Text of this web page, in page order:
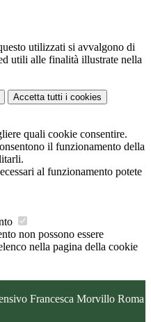
utilizzati si avvalgono di
utili alle finalità illustrate nella
Accetta tutti i cookies
quali cookie consentire.
il funzionamento della
al funzionamento potete
non possono essere
nella pagina della cookie
Francesca Morvillo Roma